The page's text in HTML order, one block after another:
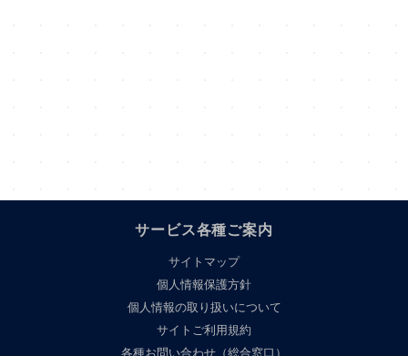
サービス各種ご案内
サイトマップ
個人情報保護方針
個人情報の取り扱いについて
サイトご利用規約
各種お問い合わせ（総合窓口）